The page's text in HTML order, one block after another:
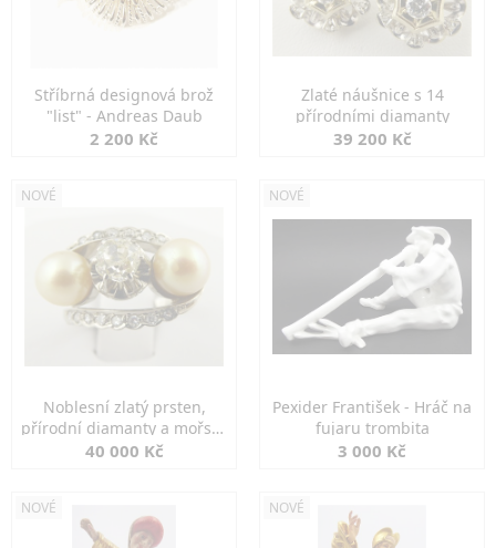
Stříbrná designová brož
"list" - Andreas Daub
2 200 Kč
Zlaté náušnice s 14
přírodními diamanty
39 200 Kč
NOVÉ
Noblesní zlatý prsten,
přírodní diamanty a mořské
perly
40 000 Kč
NOVÉ
Pexider František - Hráč na
fujaru trombita
3 000 Kč
NOVÉ NOVÉ